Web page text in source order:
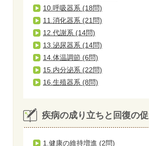
10.呼吸器系 (18問)
11.消化器系 (21問)
12.代謝系 (14問)
13.泌尿器系 (14問)
14.体温調節 (6問)
15.内分泌系 (22問)
16.生殖器系 (8問)
疾病の成り立ちと回復の
1.健康の維持増進 (2問)